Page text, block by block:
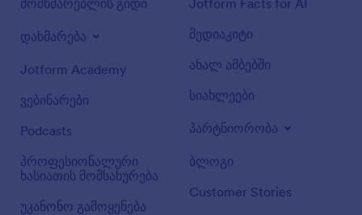
მომხმარებლის გიდი
დახმარება
Jotform Academy
ვებინარები
Podcasts
პროფესიონალური
ხასიათის მომსახურება
უკანონო გამოყენება
Jotform Facts for AI
მედიაკიტი
ახალ ამბებში
სიახლეები
პარტნიორობა
ბლოგი
Customer Stories